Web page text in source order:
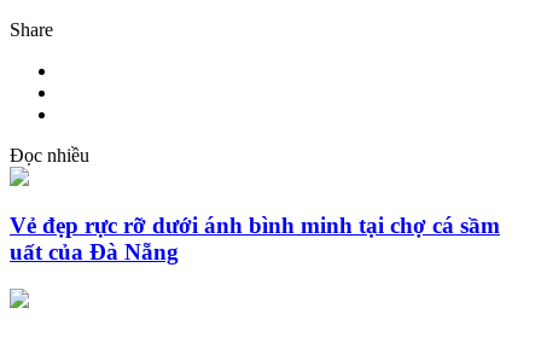
Share
Đọc nhiều
Vẻ đẹp rực rỡ dưới ánh bình minh tại chợ cá sầm
uất của Đà Nẵng